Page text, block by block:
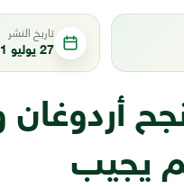
تاريخ النشر
27 يوليو 2021
يجيب